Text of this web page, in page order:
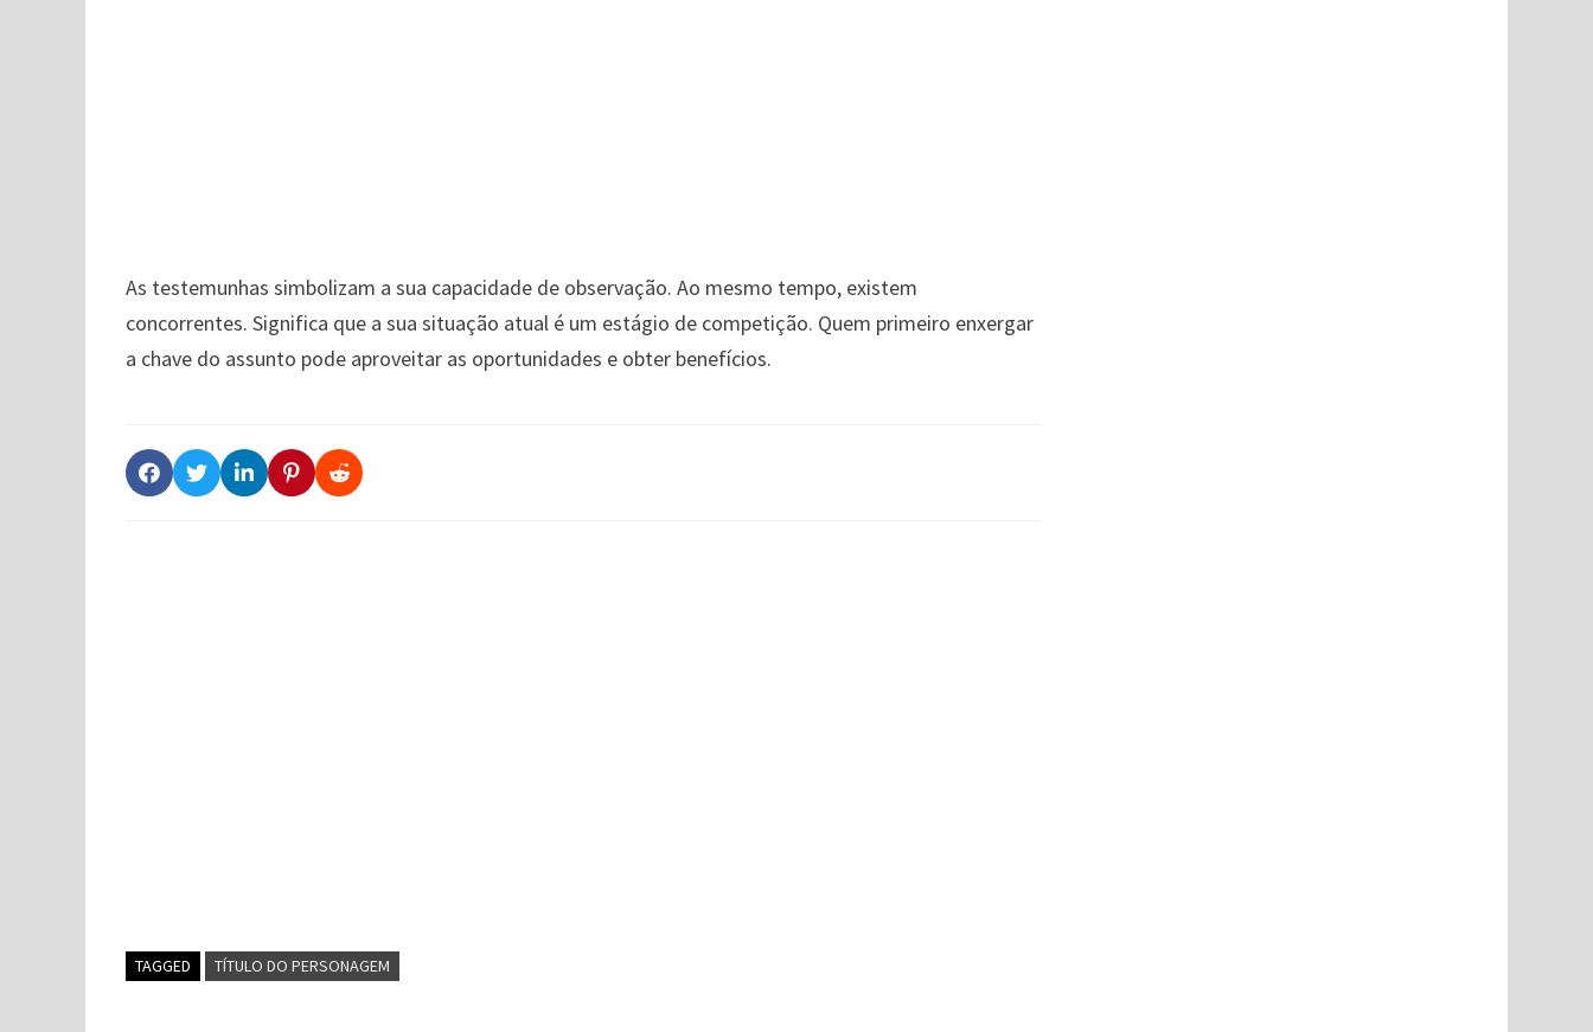
As testemunhas simbolizam a sua capacidade de observação. Ao mesmo tempo, existem
concorrentes. Significa que a sua situação atual é um estágio de competição. Quem primeiro enxergar
a chave do assunto pode aproveitar as oportunidades e obter benefícios.
TAGGED TÍTULO DO PERSONAGEM